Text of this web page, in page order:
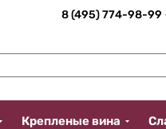
8 (495) 774-98-99
Крепленые вина